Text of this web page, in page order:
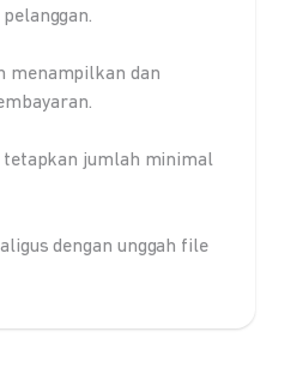
menampilkan dan
tetapkan jumlah minimal
dengan unggah file